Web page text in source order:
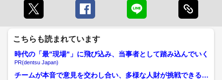
こちらも読まれています
時代の「最"現場"」に飛び込み、当事者として踏み込んでいく
PR(dentsu Japan)
チームが本音で意見を交わし合い、多様な人財が挑戦できる組